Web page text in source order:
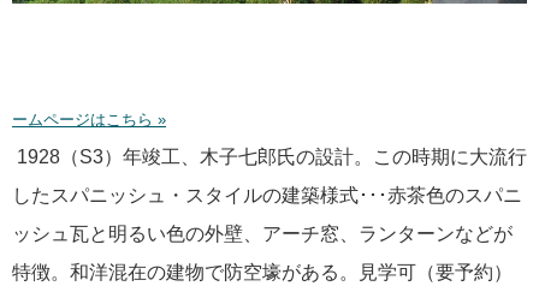
ームページはこちら »
1928（S3）年竣工、木子七郎氏の設計。この時期に大流行
したスパニッシュ・スタイルの建築様式･･･赤茶色のスパニ
ッシュ瓦と明るい色の外壁、アーチ窓、ランターンなどが
特徴。和洋混在の建物で防空壕がある。見学可（要予約）